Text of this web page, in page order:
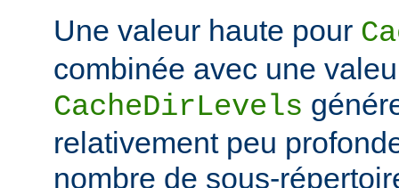
Une valeur haute pour
combinée avec une
CacheDirLevels
relativement peu
nombre de sous-